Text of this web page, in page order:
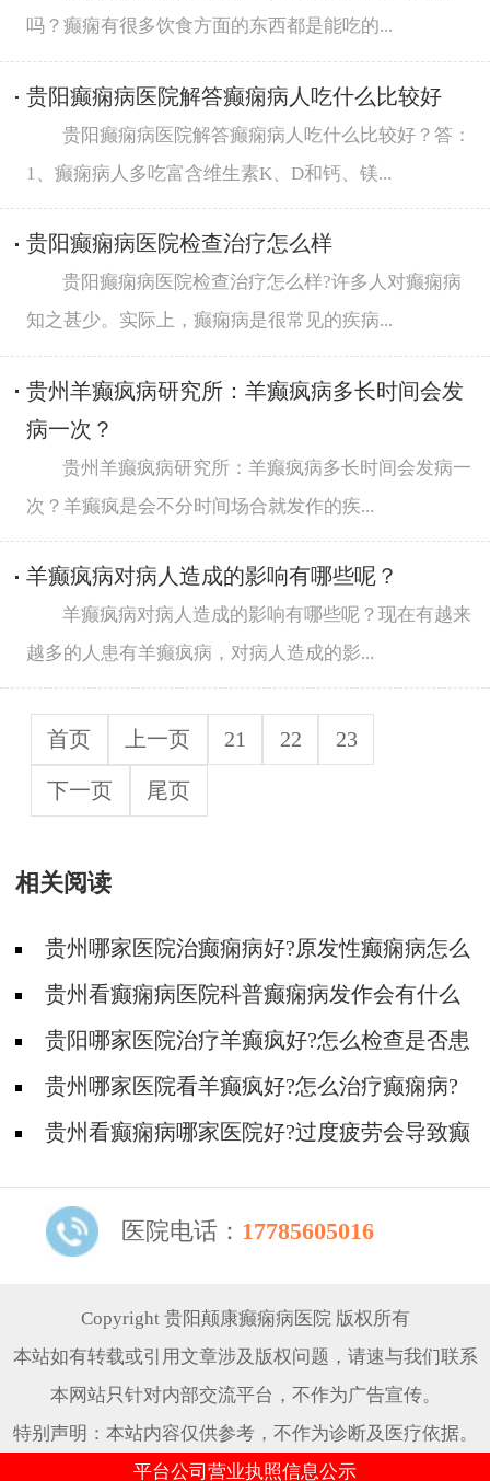
吗？癫痫有很多饮食方面的东西都是能吃的...
贵阳癫痫病医院解答癫痫病人吃什么比较好
贵阳癫痫病医院解答癫痫病人吃什么比较好？答：
1、癫痫病人多吃富含维生素K、D和钙、镁...
贵阳癫痫病医院检查治疗怎么样
贵阳癫痫病医院检查治疗怎么样?许多人对癫痫病
知之甚少。实际上，癫痫病是很常见的疾病...
贵州羊癫疯病研究所：羊癫疯病多长时间会发
病一次？
贵州羊癫疯病研究所：羊癫疯病多长时间会发病一
次？羊癫疯是会不分时间场合就发作的疾...
羊癫疯病对病人造成的影响有哪些呢？
羊癫疯病对病人造成的影响有哪些呢？现在有越来
越多的人患有羊癫疯病，对病人造成的影...
首页 上一页 21 22 23
下一页 尾页
相关阅读
贵州哪家医院治癫痫病好?原发性癫痫病怎么
治疗好?
贵州看癫痫病医院科普癫痫病发作会有什么
症状?贵阳哪家医院治疗羊癫疯好?怎么检查是否患
有癫痫病?
贵州哪家医院看羊癫疯好?怎么治疗癫痫病?
贵州看癫痫病哪家医院好?过度疲劳会导致癫
医院电话： 17785605016
Copyright 贵阳颠康癫痫病医院 版权所有
本站如有转载或引用文章涉及版权问题，请速与我们联系
本网站只针对内部交流平台，不作为广告宣传。
特别声明：本站内容仅供参考，不作为诊断及医疗依据。
平台公司营业执照信息公示